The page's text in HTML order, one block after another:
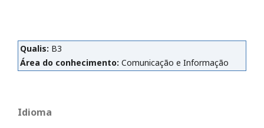
Qualis: B3
Área do conhecimento: Comunicação e Informação
Idioma